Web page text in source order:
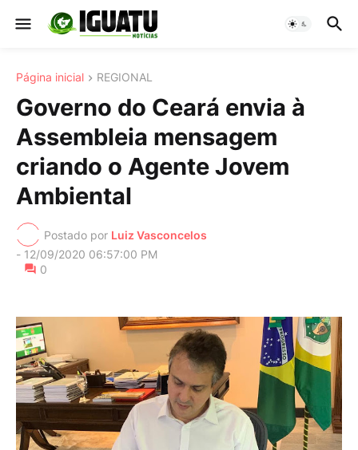
Página inicial REGIONAL
Governo do Ceará envia à
Assembleia mensagem
criando o Agente Jovem
Ambiental
Postado por Luiz Vasconcelos
- 12/09/2020 06:57:00 PM
0